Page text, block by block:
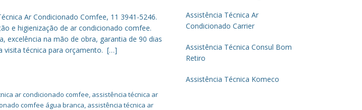
Ar Condicionado Comfee, 11 3941-5246.
e higienização de ar condicionado comfee.
excelência na mão de obra, garantia de 90 dias
visita técnica para orçamento. […]
ar condicionado comfee, assistência técnica ar
comfee água branca, assistência técnica ar
Assistência Técnica Ar
Condicionado Carrier
Assistência Técnica Consul Bom
Retiro
Assistência Técnica Komeco